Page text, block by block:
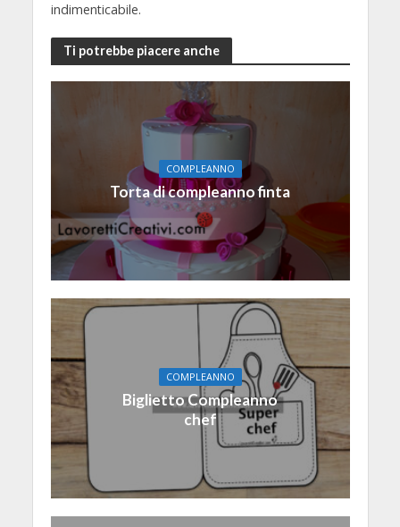
indimenticabile.
Ti potrebbe piacere anche
COMPLEANNO
Torta di compleanno finta
COMPLEANNO
Biglietto Compleanno
chef